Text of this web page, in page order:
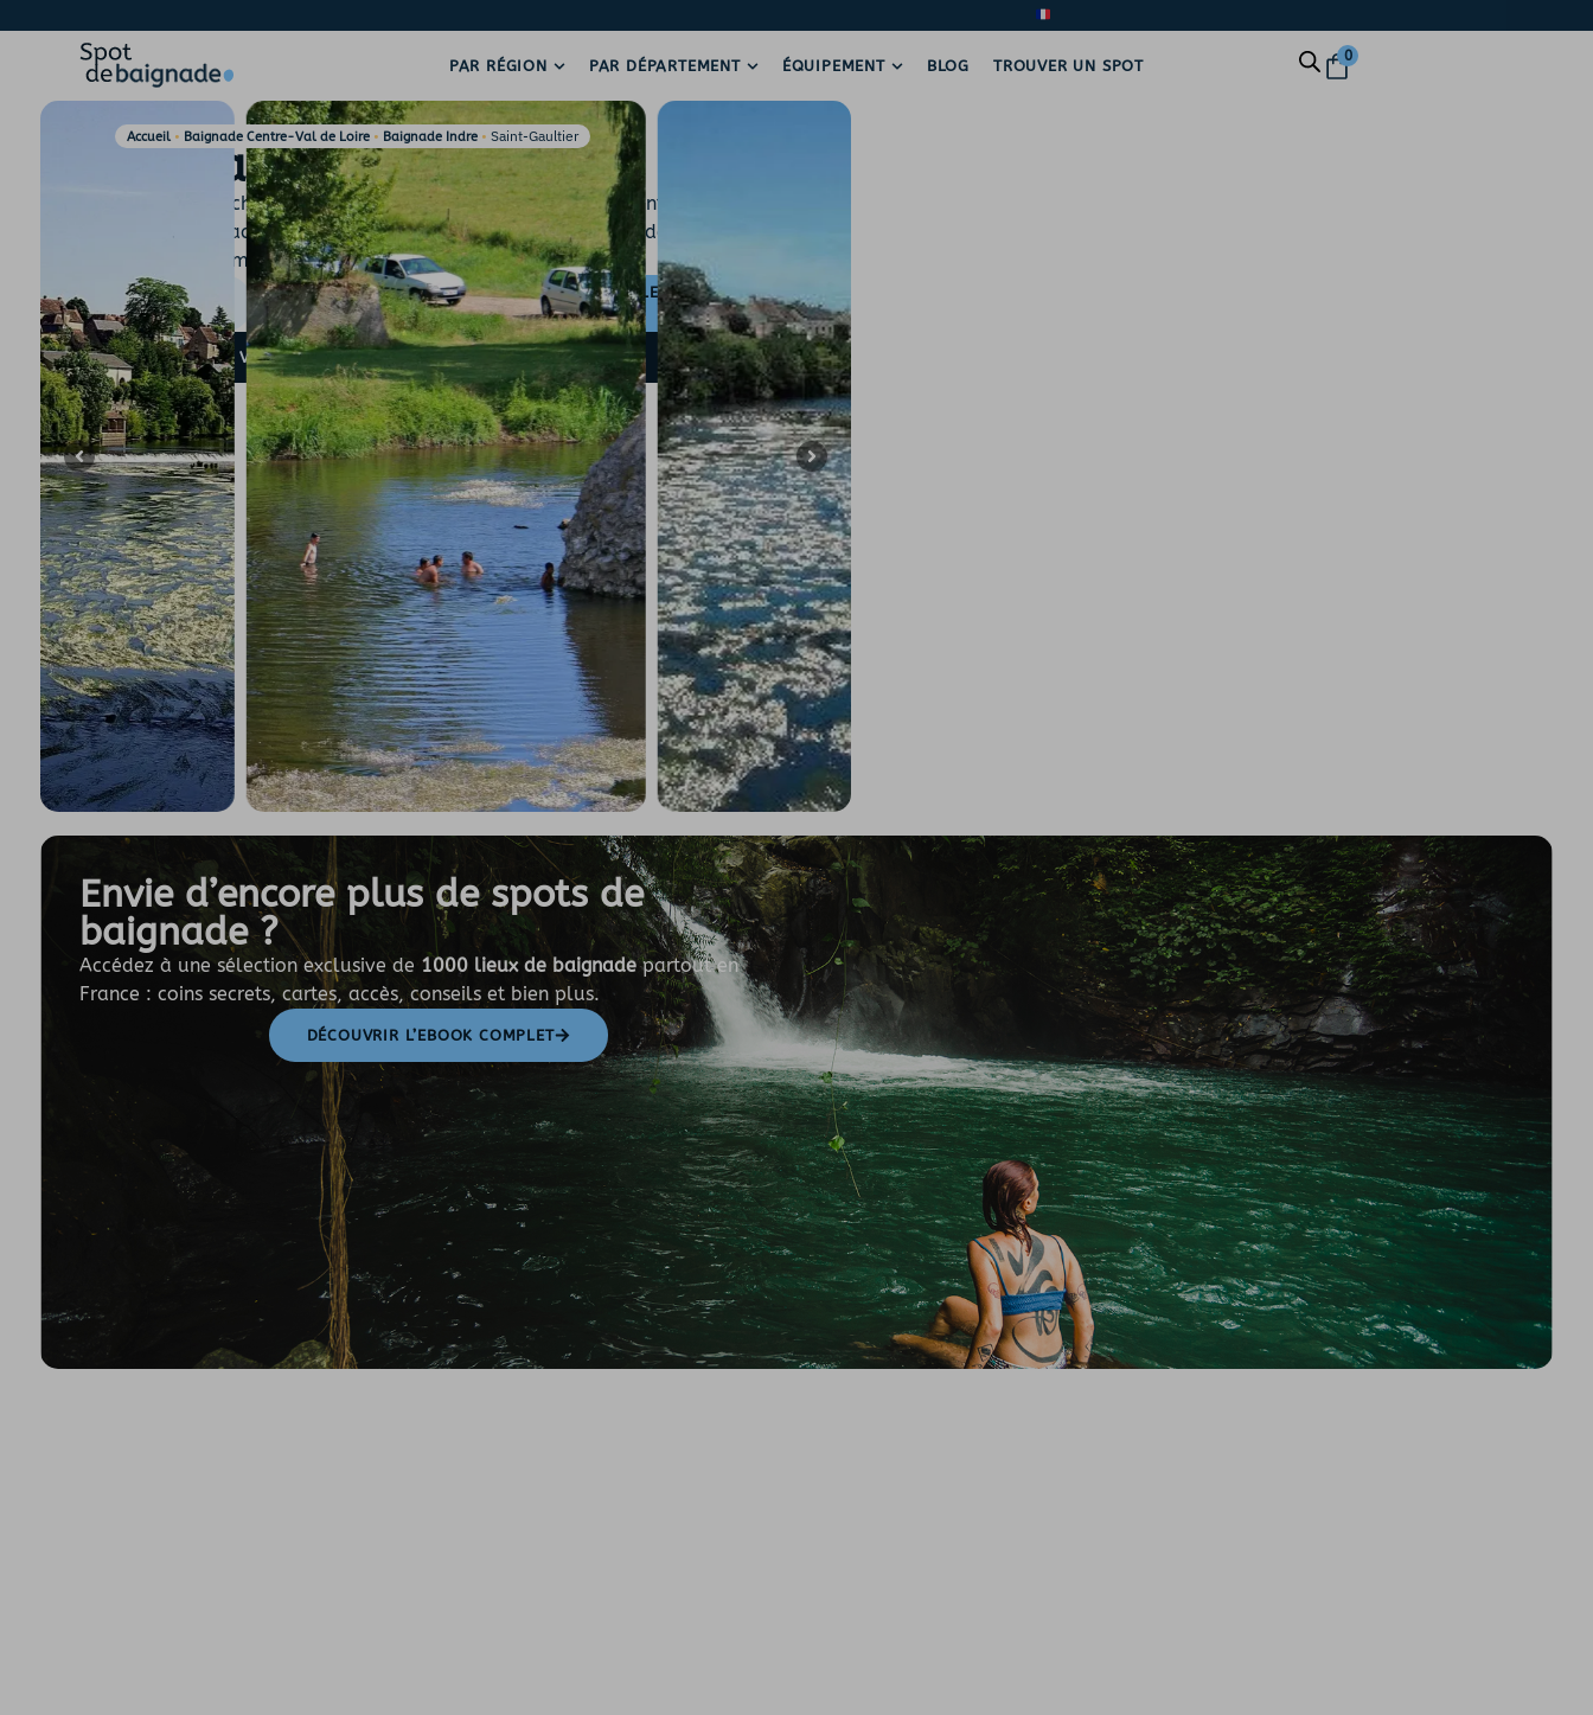
PAR RÉGION PAR DÉPARTEMENT ÉQUIPEMENT BLOG TROUVER UN SPOT
0
Accueil • Baignade Centre-Val de Loire • Baignade Indre •Saint-Gaultier
Saint-Gaultier
Un impressionnant rocher niché sous le déversoir de la rivière à Saint-
Gaultier offre un espace de baignade unique. Accès facile, pierres de
gué en aval pour un moment rafraîchissant.
36800
SAINT-
GAULTIER
INDRE DÉVERSOIR / BARRAGE,PLAGE FLUVIALE,
RIVIÈRE
VOIR LA POSITION SUR MAPS
Envie d’encore plus de spots de
baignade ?
Accédez à une sélection exclusive de 1000 lieux de baignadepartout en
France : coins secrets, cartes, accès, conseils et bien plus.
DÉCOUVRIR L’EBOOK COMPLET